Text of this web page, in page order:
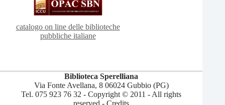
catalogo on line delle biblioteche
pubbliche italiane
Biblioteca Sperelliana
Via Fonte Avellana, 8 06024 Gubbio (PG)
Tel. 075 923 76 32 - Copyright © 2011 - All rights